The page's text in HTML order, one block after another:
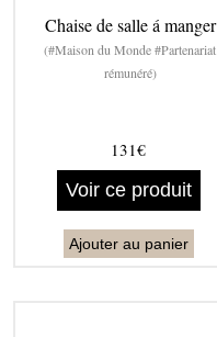
Chaise de salle á manger
(#Maison du Monde #Partenariat
rémunéré)
131€
Voir ce produit
Ajouter au panier